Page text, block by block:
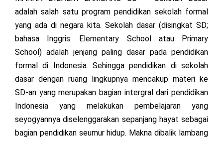
adalah salah satu program pendidikan sekolah formal
yang ada di negara kita. Sekolah dasar (disingkat SD;
bahasa Inggris: Elementary School atau Primary
School) adalah jenjang paling dasar pada pendidikan
formal di Indonesia. Sehingga pendidikan di sekolah
dasar dengan ruang lingkupnya mencakup materi ke
SD-an yang merupakan bagian intergral dari pendidikan
Indonesia yang melakukan pembelajaran yang
seyogyannya diselenggarakan sepanjang hayat sebagai
bagian pendidikan seumur hidup. Makna dibalik lambang